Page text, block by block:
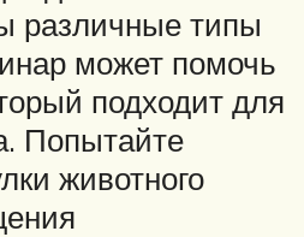
различные типы
может помочь
подходит для
Попытайте
животного